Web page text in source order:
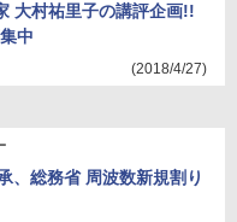
大村祐里子の講評企画!!
中
(2018/4/27)
、総務省 周波数新規割り